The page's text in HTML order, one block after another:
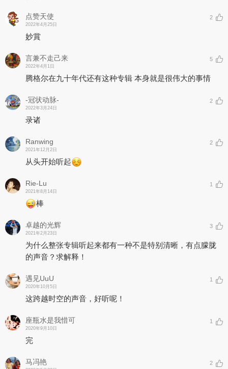
点赞天使
2022年4月25日
2
妙賞
言兼不走己来
2022年4月1日
5
腾格尔在九十年代还有这种专辑 本身就是很伟大的事情
-冠状动脉-
2022年3月24日
2
录诸
Ranwing
2021年12月2日
2
从头开始听起
Rie-Lu
2021年8月14日
1
棒
卓越的光辉
2021年2月23日
3
为什么整张专辑听起来都有一种不是特别清晰，有点朦胧
的声音？求解释！
遇见UuU
2020年10月5日
1
这跨越时空的声音，好听呢！
座瓶水是我惜可
2020年9月10日
1
完
马冯艳 2